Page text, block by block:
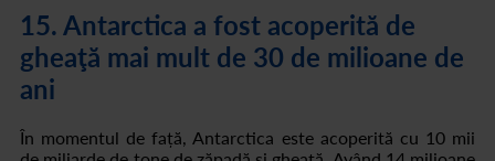
15. Antarctica a fost acoperită de
gheaţă mai mult de 30 de milioane de
ani
În momentul de față, Antarctica este acoperită cu 10 mii